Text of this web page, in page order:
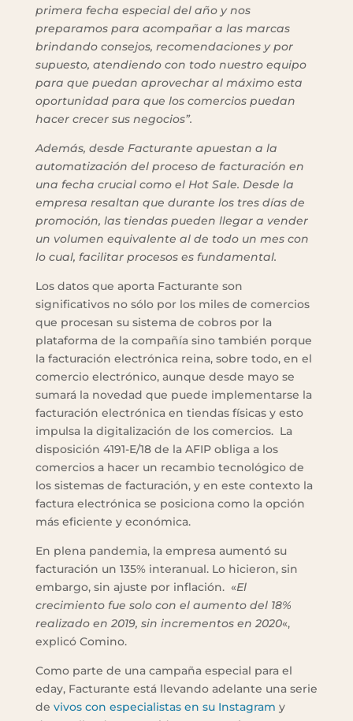
primera fecha especial del año y nos
preparamos para acompañar a las marcas
brindando consejos, recomendaciones y por
supuesto, atendiendo con todo nuestro equipo
para que puedan aprovechar al máximo esta
oportunidad para que los comercios puedan
hacer crecer sus negocios”.
Además, desde Facturante apuestan a la
automatización del proceso de facturación en
una fecha crucial como el Hot Sale. Desde la
empresa resaltan que durante los tres días de
promoción, las tiendas pueden llegar a vender
un volumen equivalente al de todo un mes con
lo cual, facilitar procesos es fundamental.
Los datos que aporta Facturante son
significativos no sólo por los miles de comercios
que procesan su sistema de cobros por la
plataforma de la compañía sino también porque
la facturación electrónica reina, sobre todo, en el
comercio electrónico, aunque desde mayo se
sumará la novedad que puede implementarse la
facturación electrónica en tiendas físicas y esto
impulsa la digitalización de los comercios. La
disposición 4191-E/18 de la AFIP obliga a los
comercios a hacer un recambio tecnológico de
los sistemas de facturación, y en este contexto la
factura electrónica se posiciona como la opción
más eficiente y económica.
En plena pandemia, la empresa aumentó su
facturación un 135% interanual. Lo hicieron, sin
embargo, sin ajuste por inflación. «El
crecimiento fue solo con el aumento del 18%
realizado en 2019, sin incrementos en 2020«,
explicó Comino.
Como parte de una campaña especial para el
eday, Facturante está llevando adelante una serie
de vivos con especialistas en su Instagram y